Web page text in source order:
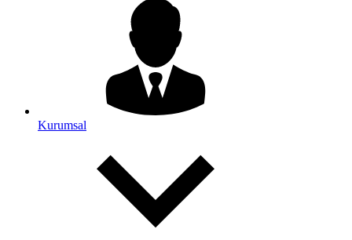
Kurumsal